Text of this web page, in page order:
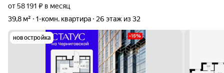
от 58 191 ₽ в месяц
39,8 м²
1-комн. квартира 26 этаж из 32
новостройка